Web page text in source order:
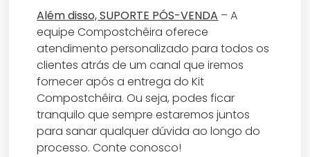
Além disso, SUPORTE PÓS-VENDA – A
equipe Compostchêira oferece
atendimento personalizado para todos os
clientes atrás de um canal que iremos
fornecer após a entrega do Kit
Compostchêira. Ou seja, podes ficar
tranquilo que sempre estaremos juntos
para sanar qualquer dúvida ao longo do
processo. Conte conosco!